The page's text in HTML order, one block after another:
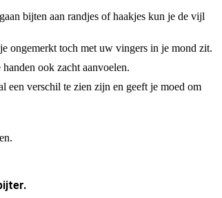
bijten aan randjes of haakjes kun je de vijl
ongemerkt toch met uw vingers in je mond zit.
ook zacht aanvoelen.
een verschil te zien zijn en geeft je moed om